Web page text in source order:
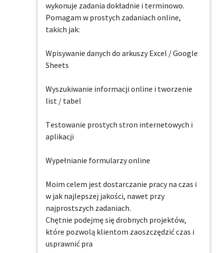
wykonuje zadania dokładnie i terminowo.
Pomagam w prostych zadaniach online,
takich jak:
Wpisywanie danych do arkuszy Excel / Google
Sheets
Wyszukiwanie informacji online i tworzenie
list / tabel
Testowanie prostych stron internetowych i
aplikacji
Wypełnianie formularzy online
Moim celem jest dostarczanie pracy na czas i
w jak najlepszej jakości, nawet przy
najprostszych zadaniach.
Chętnie podejmę się drobnych projektów,
które pozwolą klientom zaoszczędzić czas i
usprawnić pra